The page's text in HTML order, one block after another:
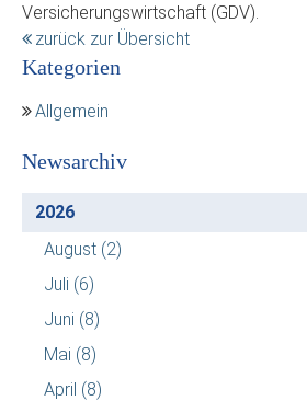
Versicherungswirtschaft (GDV).
zurück zur Übersicht
Kategorien
Allgemein
Newsarchiv
2026
August (2)
Juli (6)
Juni (8)
Mai (8)
April (8)